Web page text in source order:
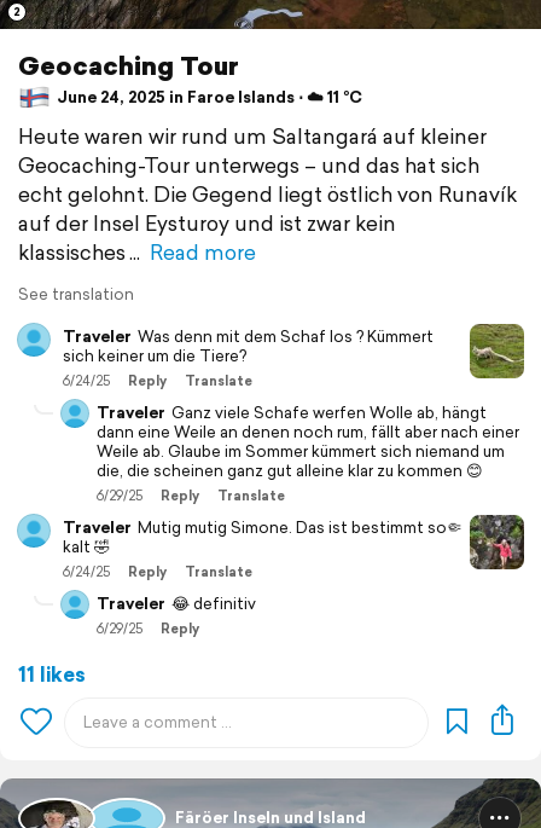
2
Geocaching Tour
June 24, 2025 in Faroe Islands ⋅ ☁️ 11 °C
Heute waren wir rund um Saltangará auf kleiner
Geocaching-Tour unterwegs – und das hat sich
echt gelohnt. Die Gegend liegt östlich von Runavík
auf der Insel Eysturoy und ist zwar kein
klassisches
Read more
See translation
Traveler Was denn mit dem Schaf los ? Kümmert
sich keiner um die Tiere?
6/24/25 Reply Translate
Traveler Ganz viele Schafe werfen Wolle ab, hängt
dann eine Weile an denen noch rum, fällt aber nach einer
Weile ab. Glaube im Sommer kümmert sich niemand um
die, die scheinen ganz gut alleine klar zu kommen 😊
6/29/25 Reply Translate
Traveler Mutig mutig Simone. Das ist bestimmt so🤏
kalt 🤣
6/24/25 Reply Translate
Traveler 😂 definitiv
6/29/25 Reply
11 likes
Färöer Inseln und Island